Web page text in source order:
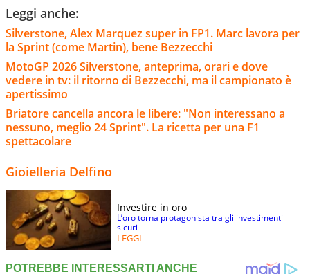
Leggi anche:
Silverstone, Alex Marquez super in FP1. Marc lavora per
la Sprint (come Martin), bene Bezzecchi
MotoGP 2026 Silverstone, anteprima, orari e dove
vedere in tv: il ritorno di Bezzecchi, ma il campionato è
apertissimo
Briatore cancella ancora le libere: "Non interessano a
nessuno, meglio 24 Sprint". La ricetta per una F1
spettacolare
Gioielleria Delfino
Investire in oro
L’oro torna protagonista tra gli investimenti
sicuri
LEGGI